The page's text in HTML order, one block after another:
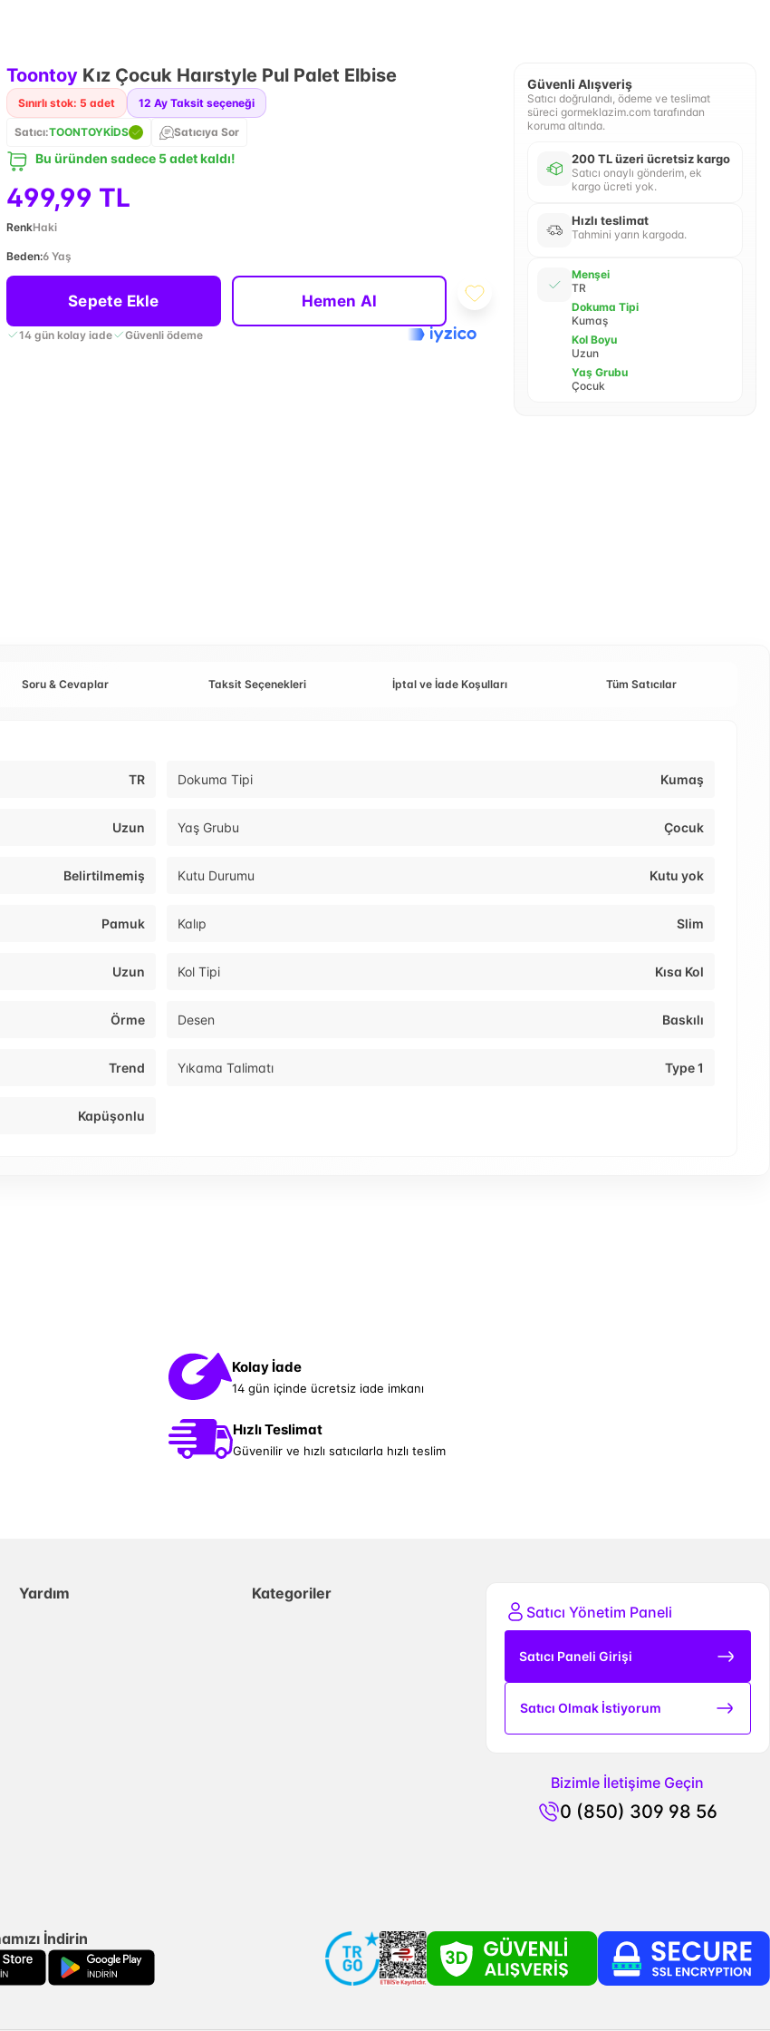
Toontoy Kız Çocuk Haırstyle Pul Palet Elbise
Sınırlı stok: 5 adet 12 Ay Taksit seçeneği
Satıcı:TOONTOYKİDS Satıcıya Sor
Bu üründen sadece 5 adet kaldı!
499,99 TL
RenkHaki
Beden:6 Yaş
Sepete Ekle Hemen Al
14 gün kolay iade Güvenli ödeme
Güvenli Alışveriş
Satıcı doğrulandı, ödeme ve teslimat
süreci gormeklazim.com tarafından
koruma altında.
200 TL üzeri ücretsiz kargo
Satıcı onaylı gönderim, ek
kargo ücreti yok.
Hızlı teslimat
Tahmini yarın kargoda.
Menşei
TR
Dokuma Tipi
Kumaş
Kol Boyu
Uzun
Yaş Grubu
Çocuk
Soru & Cevaplar Taksit Seçenekleri İptal ve İade Koşulları Tüm Satıcılar
TR Dokuma Tipi Kumaş
Uzun Yaş Grubu Çocuk
Belirtilmemiş Kutu Durumu Kutu yok
Pamuk Kalıp Slim
Uzun Kol Tipi Kısa Kol
Örme Desen Baskılı
Trend Yıkama Talimatı Type 1
Kapüşonlu
Kolay İade
14 gün içinde ücretsiz iade imkanı
Hızlı Teslimat
Güvenilir ve hızlı satıcılarla hızlı teslim
Yardım
Kategoriler
Satıcı Yönetim Paneli
Satıcı Paneli Girişi
Satıcı Olmak İstiyorum
Bizimle İletişime Geçin
0 (850) 309 98 56
İndirin